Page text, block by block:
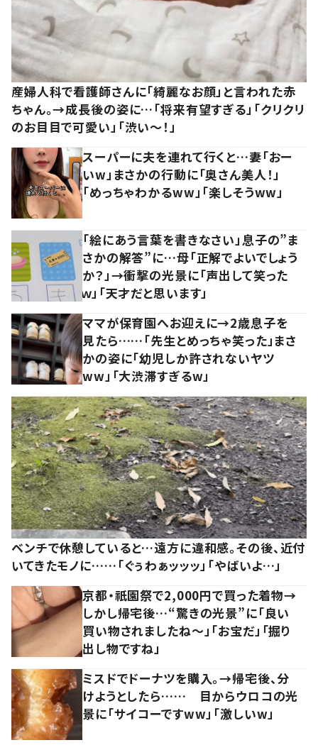
産婦人科で看護師さんに「綺麗なお顔」と言われた赤
ちゃん。→成長後の姿に…「将来有望すぎる」「クリクリ
のお目目で可愛い」「渋い～！」
スーパーに夫を連れて行くと…妻「おー
いw」まさかの行動に「奥さん美人！」
「めっちゃわかるww」「楽しそうww」
「絵にあう言葉を書きなさい」息子の”ま
さかの解答”に…母「正解でよいでしょう
か？」→衝撃の光景に「声出して笑った
ｗ」「天才だと思います」
ママが保育園へお迎えに→2歳息子を
見たら……「先生とめっちゃ笑った」まさ
かの姿に「幼児しか許されないヤツ
ww」「大渋滞すぎるw」
ベンチで休憩していると…遠方に違和感。その後、近付
いてきたモノに……「ぐぅわぁッッッ」「やばいよ…」
京都・祇園祭で2,000円で買った着物→
しかし帰宅後…“驚きの光景”に「良い
買い物されましたね～」「お宝だ」「掘り
出し物ですね」
ミスドでドーナツを購入。→帰宅後、分
けようとしたら…… 目からウロコの光
景に「サイコーですww」「激しいw」